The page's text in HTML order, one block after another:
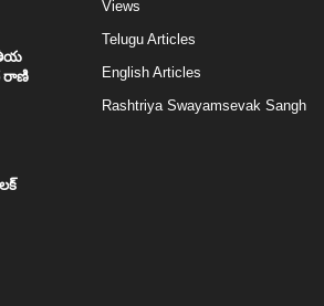
రాణి
Views
Telugu Articles
English Articles
Rashtriya Swayamsevak Sangh